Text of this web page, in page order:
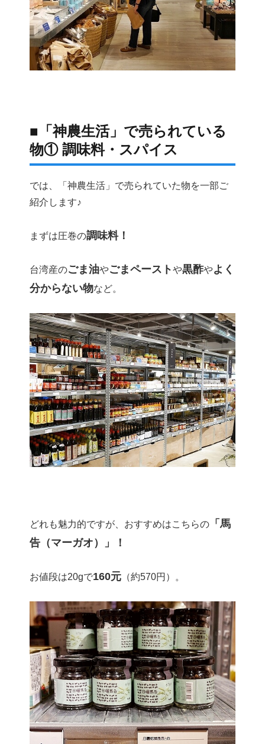
■「神農生活」で売られている
物① 調味料・スパイス
では、「神農生活」で売られていた物を一部ご
紹介します♪
まずは圧巻の調味料！
台湾産のごま油やごまペーストや黒酢やよく
分からない物など。
どれも魅力的ですが、おすすめはこちらの 「馬
告（マーガオ）」！
お値段は20gで160元 （約570円）。